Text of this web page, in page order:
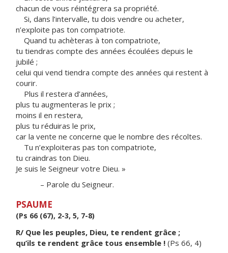
chacun de vous réintégrera sa propriété.
Si, dans l’intervalle, tu dois vendre ou acheter,
n’exploite pas ton compatriote.
Quand tu achèteras à ton compatriote,
tu tiendras compte des années écoulées depuis le
jubilé ;
celui qui vend tiendra compte des années qui restent à
courir.
Plus il restera d’années,
plus tu augmenteras le prix ;
moins il en restera,
plus tu réduiras le prix,
car la vente ne concerne que le nombre des récoltes.
Tu n’exploiteras pas ton compatriote,
tu craindras ton Dieu.
Je suis le Seigneur votre Dieu. »
– Parole du Seigneur.
PSAUME
(Ps 66 (67), 2-3, 5, 7-8)
R/ Que les peuples, Dieu, te rendent grâce ;
qu’ils te rendent grâce tous ensemble ! (Ps 66, 4)